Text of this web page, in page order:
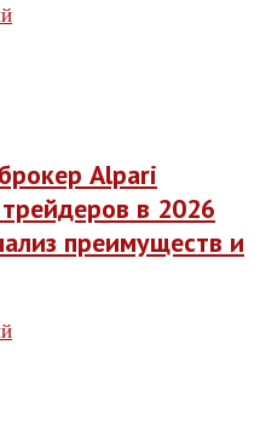
Alpari
в 2026
преимуществ и